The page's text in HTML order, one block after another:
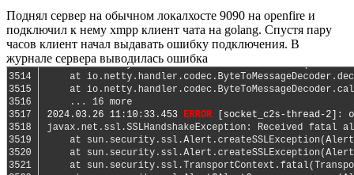
Поднял сервер на обычном локалхосте 9090 на openfire и
подключил к нему xmpp клиент чата на golang. Спустя пару
часов клиент начал выдавать ошибку подключения. В
журнале сервера выводилась ошибка